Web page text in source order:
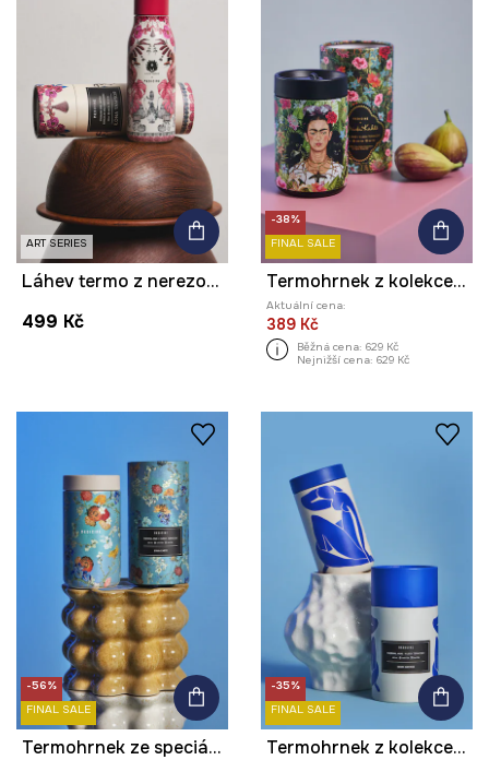
ART SERIES
Láhev termo z nerezové oceli z kolekce Ilona Tambor x Medicine
499 Kč
-38%
FINAL SALE
Termohrnek z kolekce Frida
Aktuální cena:
389 Kč
Běžná cena: 629 Kč
Nejnižší cena: 629 Kč
-56%
FINAL SALE
Termohrnek ze speciální kolekce Eviva L'arte
-35%
FINAL SALE
Termohrnek z kolekce Eviva L'arte, 480 ml